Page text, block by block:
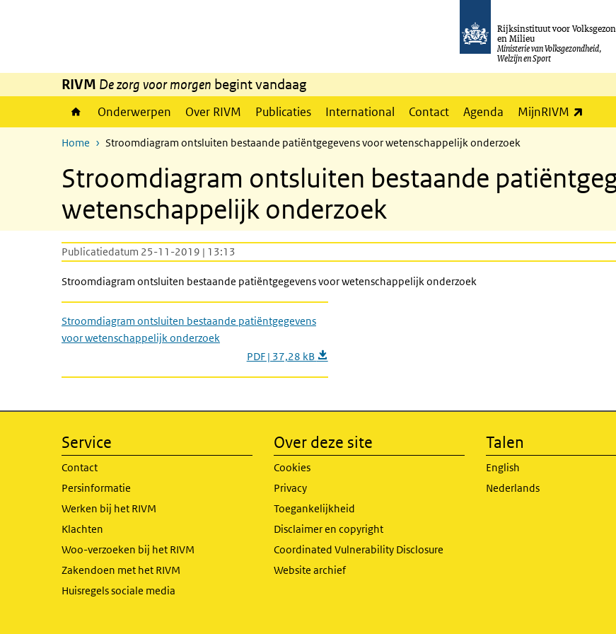
Rijksinstituut voor
en Milieu
Ministerie van Volksgezondheid,
Welzijn en Sport
RIVM De zorg voor morgen begint vandaag
Onderwerpen Over RIVM Publicaties International Contact Agenda MijnRIVM
Home Stroomdiagram ontsluiten bestaande patiëntgegevens voor wetenschappelijk onderzoek
Stroomdiagram ontsluiten bestaande
wetenschappelijk onderzoek
Publicatiedatum 25-11-2019 | 13:13
Stroomdiagram ontsluiten bestaande patiëntgegevens voor wetenschappelijk onderzoek
Stroomdiagram ontsluiten bestaande patiëntgegevens
voor wetenschappelijk onderzoek
PDF | 37,28 kB
Service
Contact
Persinformatie
Werken bij het RIVM
Klachten
Woo-verzoeken bij het RIVM
Zakendoen met het RIVM
Huisregels sociale media
Over deze site
Cookies
Privacy
Toegankelijkheid
Disclaimer en copyright
Coordinated Vulnerability Disclosure
Website archief
Talen
English
Nederlands